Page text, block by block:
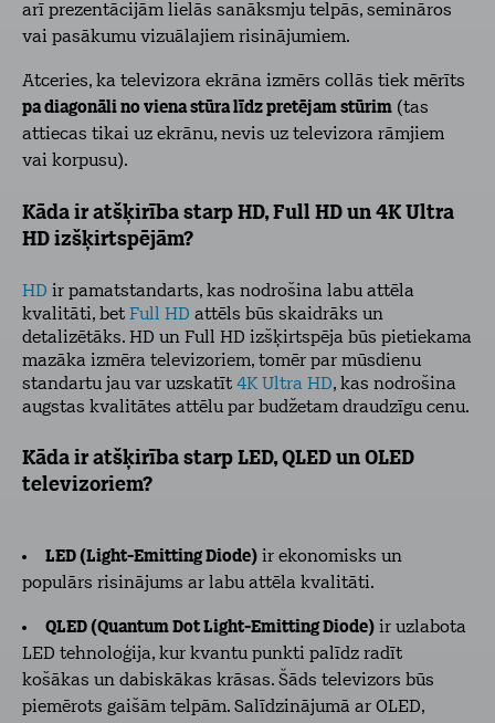
arī prezentācijām lielās sanāksmju telpās, semināros
vai pasākumu vizuālajiem risinājumiem.
Atceries, ka televizora ekrāna izmērs collās tiek mērīts
pa diagonāli no viena stūra līdz pretējam stūrim (tas
attiecas tikai uz ekrānu, nevis uz televizora rāmjiem
vai korpusu).
Kāda ir atšķirība starp HD, Full HD un 4K Ultra
HD izšķirtspējām?
HD ir pamatstandarts, kas nodrošina labu attēla
kvalitāti, bet Full HD attēls būs skaidrāks un
detalizētāks. HD un Full HD izšķirtspēja būs pietiekama
mazāka izmēra televizoriem, tomēr par mūsdienu
standartu jau var uzskatīt 4K Ultra HD, kas nodrošina
augstas kvalitātes attēlu par budžetam draudzīgu cenu.
Kāda ir atšķirība starp LED, QLED un OLED
televizoriem?
LED (Light-Emitting Diode) ir ekonomisks un
populārs risinājums ar labu attēla kvalitāti.
QLED (Quantum Dot Light-Emitting Diode) ir uzlabota
LED tehnoloģija, kur kvantu punkti palīdz radīt
košākas un dabiskākas krāsas. Šāds televizors būs
piemērots gaišām telpām. Salīdzinājumā ar OLED,